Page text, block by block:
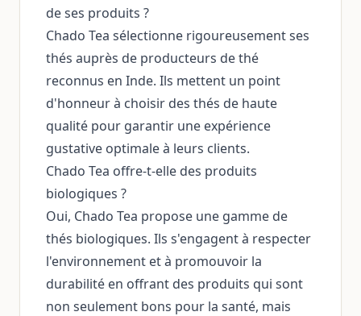
de ses produits ?
Chado Tea sélectionne rigoureusement ses
thés auprès de producteurs de thé
reconnus en Inde. Ils mettent un point
d'honneur à choisir des thés de haute
qualité pour garantir une expérience
gustative optimale à leurs clients.
Chado Tea offre-t-elle des produits
biologiques ?
Oui, Chado Tea propose une gamme de
thés biologiques. Ils s'engagent à respecter
l'environnement et à promouvoir la
durabilité en offrant des produits qui sont
non seulement bons pour la santé, mais